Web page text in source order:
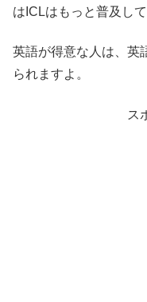
はICLはもっと普及し
英語が得意な人は、英
られますよ。
ス